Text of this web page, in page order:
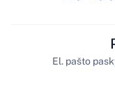
El. pašto